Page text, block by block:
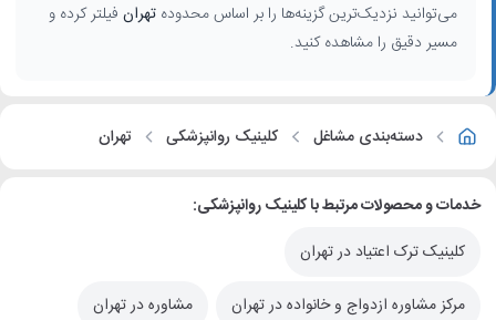
می‌توانید نزدیک‌ترین گزینه‌ها را بر اساس محدودهتهران فیلتر کرده و
مسیر دقیق را مشاهده کنید.
دسته‌بندی مشاغل کلینیک روانپزشکی تهران
خدمات و محصولات مرتبط با کلینیک روانپزشکی:
کلینیک ترک اعتیاد در تهران
مرکز مشاوره ازدواج و خانواده در تهران مشاوره در تهران